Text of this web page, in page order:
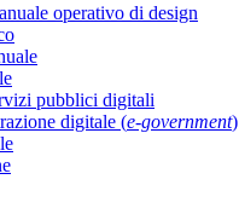
operativo di design
pubblici digitali
digitale (e-government)